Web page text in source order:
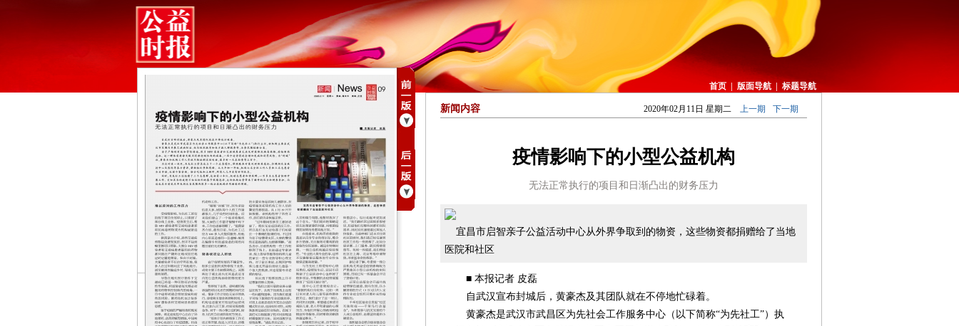
首页 版面导航 标题导航
新闻内容 2020年02月11日 星期二 上一期 下一期
疫情影响下的小型公益机构
无法正常执行的项目和日渐凸出的财务压力
宜昌市启智亲子公益活动中心从外界争取到的物资，这些物资都捐赠给了当地
医院和社区
■ 本报记者 皮磊
自武汉宣布封城后，黄豪杰及其团队就在不停地忙碌着。
黄豪杰是武汉市武昌区为先社会工作服务中心（以下简称“为先社工”）执